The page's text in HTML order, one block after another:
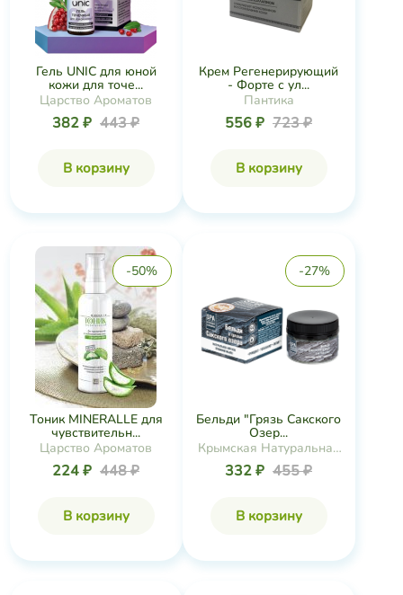
Гель UNIC для юной
кожи для точе...
Царство Ароматов
382 ₽ 443 ₽
В корзину
Крем Регенерирующий
- Форте с ул...
Пантика
556 ₽ 723 ₽
В корзину
-50%
Тоник MINERALLE для
чувствительн...
Царство Ароматов
224 ₽ 448 ₽
В корзину
-27%
Бельди "Грязь Сакского
Озер...
Крымская Натуральная
Коллекция
332 ₽ 455 ₽
В корзину